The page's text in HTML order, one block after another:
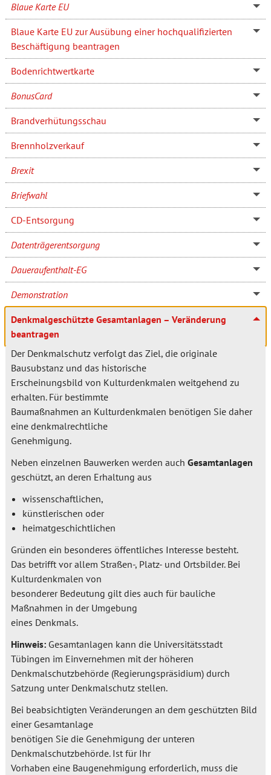
Blaue Karte EU
Blaue Karte EU zur Ausübung einer hochqualifizierten
Beschäftigung beantragen
Bodenrichtwertkarte
BonusCard
Brandverhütungsschau
Brennholzverkauf
Brexit
Briefwahl
CD-Entsorgung
Datenträgerentsorgung
Daueraufenthalt-EG
Demonstration
Denkmalgeschützte Gesamtanlagen – Veränderung
beantragen
Der Denkmalschutz verfolgt das Ziel, die originale
Bausubstanz und das historische
Erscheinungsbild von Kulturdenkmalen weitgehend zu
erhalten. Für bestimmte
Baumaßnahmen an Kulturdenkmalen benötigen Sie daher
eine denkmalrechtliche
Genehmigung.
Neben einzelnen Bauwerken werden auch Gesamtanlagen
geschützt, an deren Erhaltung aus
wissenschaftlichen,
künstlerischen oder
heimatgeschichtlichen
Gründen ein besonderes öffentliches Interesse besteht.
Das betrifft vor allem Straßen-, Platz- und Ortsbilder. Bei
Kulturdenkmalen von
besonderer Bedeutung gilt dies auch für bauliche
Maßnahmen in der Umgebung
eines Denkmals.
Hinweis:Gesamtanlagen kann die Universitätsstadt
Tübingen im Einvernehmen mit der höheren
Denkmalschutzbehörde (Regierungspräsidium) durch
Satzung unter Denkmalschutz stellen.
Bei beabsichtigten Veränderungen an dem geschützten Bild
einer Gesamtanlage
benötigen Sie die Genehmigung der unteren
Denkmalschutzbehörde. Ist für Ihr
Vorhaben eine Baugenehmigung erforderlich, muss die